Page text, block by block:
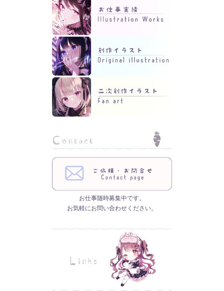
お仕事随時募集中です。
お気軽にお問い合わせください。